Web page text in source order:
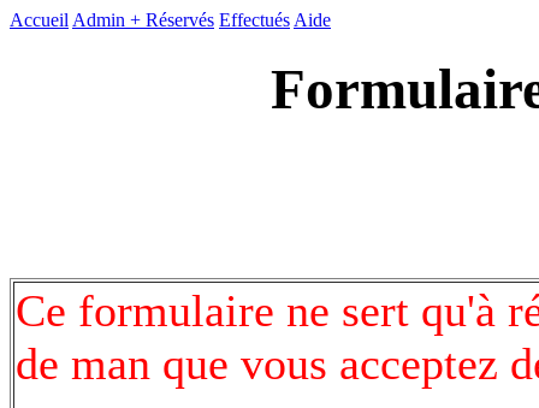
Accueil Admin + Réservés Effectués Aide
Ce formulaire ne sert qu'à
de man que vous acceptez